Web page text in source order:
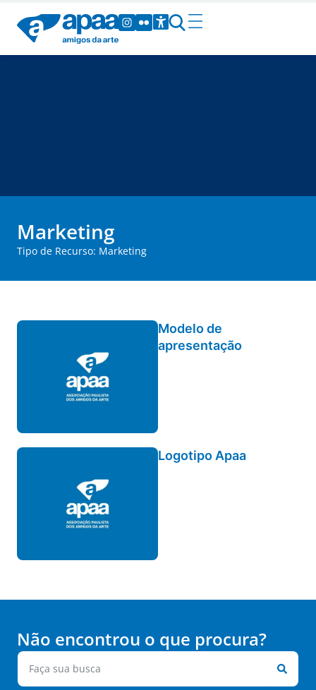
Marketing
Tipo de Recurso: Marketing
Modelo de
apresentação
Logotipo Apaa
Não encontrou o que procura?